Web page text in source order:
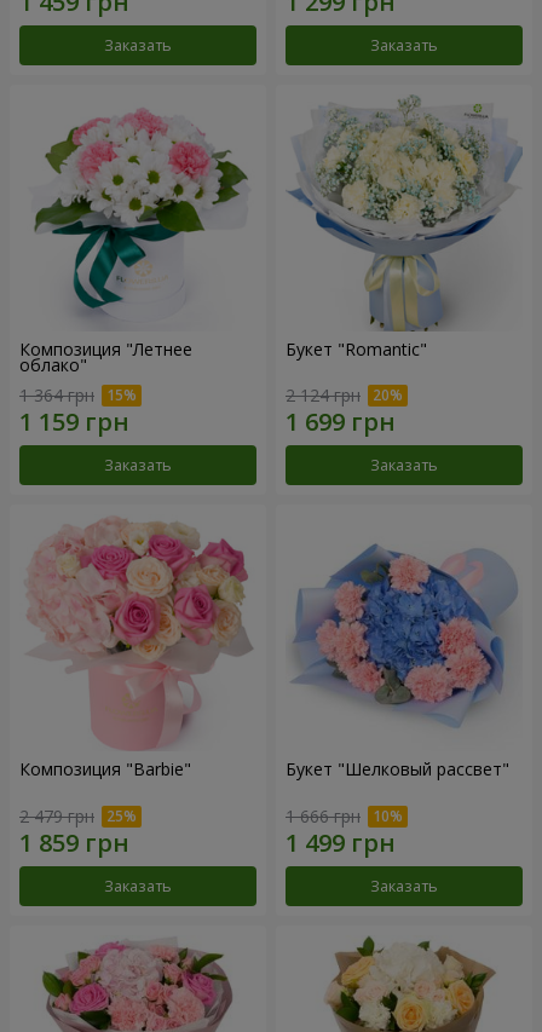
Заказать Заказать
Композиция "Летнее
облако"
1 364 грн
Заказать
Букет "Romantic"
2 124 грн
Заказать
Композиция "Barbie"
2 479 грн
Заказать
Букет "Шелковый рассвет"
1 666 грн
Заказать